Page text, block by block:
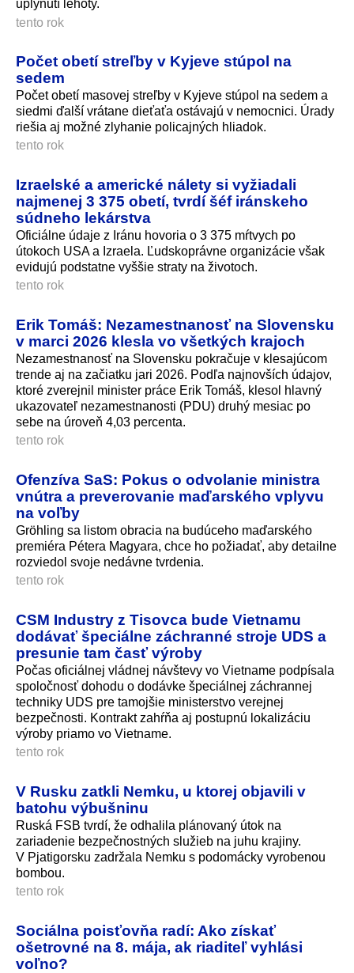
uplynutí lehoty.
tento rok
Počet obetí streľby v Kyjeve stúpol na
sedem
Počet obetí masovej streľby v Kyjeve stúpol na sedem a
siedmi ďalší vrátane dieťaťa ostávajú v nemocnici. Úrady
riešia aj možné zlyhanie policajných hliadok.
tento rok
Izraelské a americké nálety si vyžiadali
najmenej 3 375 obetí, tvrdí šéf iránskeho
súdneho lekárstva
Oficiálne údaje z Iránu hovoria o 3 375 mŕtvych po
útokoch USA a Izraela. Ľudskoprávne organizácie však
evidujú podstatne vyššie straty na životoch.
tento rok
Erik Tomáš: Nezamestnanosť na Slovensku
v marci 2026 klesla vo všetkých krajoch
Nezamestnanosť na Slovensku pokračuje v klesajúcom
trende aj na začiatku jari 2026. Podľa najnovších údajov,
ktoré zverejnil minister práce Erik Tomáš, klesol hlavný
ukazovateľ nezamestnanosti (PDU) druhý mesiac po
sebe na úroveň 4,03 percenta.
tento rok
Ofenzíva SaS: Pokus o odvolanie ministra
vnútra a preverovanie maďarského vplyvu
na voľby
Gröhling sa listom obracia na budúceho maďarského
premiéra Pétera Magyara, chce ho požiadať, aby detailne
rozviedol svoje nedávne tvrdenia.
tento rok
CSM Industry z Tisovca bude Vietnamu
dodávať špeciálne záchranné stroje UDS a
presunie tam časť výroby
Počas oficiálnej vládnej návštevy vo Vietname podpísala
spoločnosť dohodu o dodávke špeciálnej záchrannej
techniky UDS pre tamojšie ministerstvo verejnej
bezpečnosti. Kontrakt zahŕňa aj postupnú lokalizáciu
výroby priamo vo Vietname.
tento rok
V Rusku zatkli Nemku, u ktorej objavili v
batohu výbušninu
Ruská FSB tvrdí, že odhalila plánovaný útok na
zariadenie bezpečnostných služieb na juhu krajiny.
V Pjatigorsku zadržala Nemku s podomácky vyrobenou
bombou.
tento rok
Sociálna poisťovňa radí: Ako získať
ošetrovné na 8. mája, ak riaditeľ vyhlási
voľno?